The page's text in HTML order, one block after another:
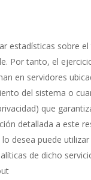
estadísticas sobre
Por tanto, el
en servidores
del sistema o
que
detallada a este
lo desea puede
de dicho